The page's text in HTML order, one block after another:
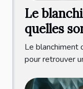
Le
quelles
prendre ?
Le blanchiment
pour retrouver